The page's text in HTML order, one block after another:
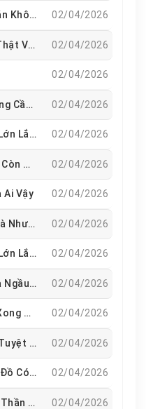
Chương 63: C63: Anh Có Bán Không 02/04/2026
Chương 62: C62: Anh Quả Thật Vô Liêm Sỉ 02/04/2026
02/04/2026
Chương 60: C60: Không Bằng Cầm Thú 02/04/2026
Chương 59: C59: Khẩu Khí Lớn Lắm 02/04/2026
Chương 58: C58: Chết Vinh Còn Hơn Sống Nhục 02/04/2026
Ai Vậy 02/04/2026
Chương 56: C56: Thật Sự Là Như Thần Binh Trời Giáng 02/04/2026
Chương 55: C55: Khẩu Khí Lớn Lắm 02/04/2026
Chương 54: C54: Không Giả Ngầu Thì Sẽ Chết Sao 02/04/2026
Chương 53: C53: Toàn Bộ Xong Đời Rồi 02/04/2026
Chương 52: C52: Niềm Tin Tuyệt Đối 02/04/2026
Chương 51: C51: Trên Bản Đồ Có Chất Độc 02/04/2026
Chương 50: C50: Còn Thất Thần Gì Vậy 02/04/2026